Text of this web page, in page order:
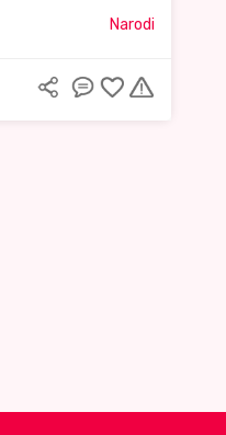
Narodi